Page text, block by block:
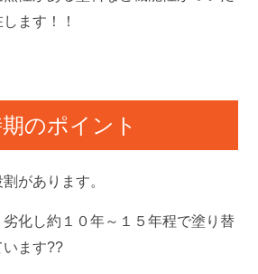
ます！！
のポイント
があります。
化し約１０年～１５年程で塗り替
います??